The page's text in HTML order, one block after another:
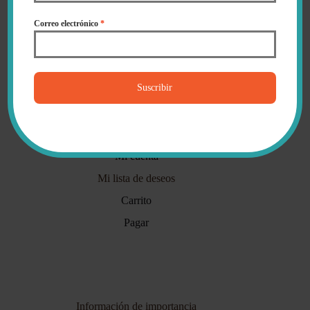
hogar.
✓ Tu compra está protegida de principio a fin.
✓ Aquí todavía contestan personas..
Mi cuenta
Mi lista de deseos
Carrito
Pagar
Información de importancia
Correo electrónico*
Suscribir